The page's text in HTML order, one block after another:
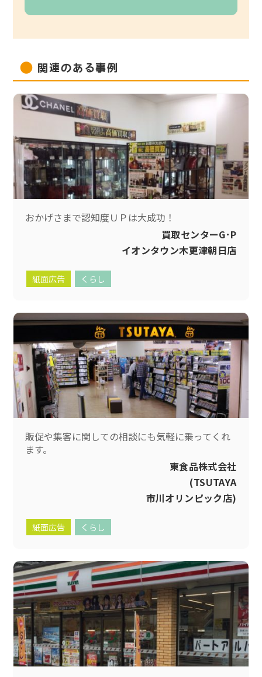
関連のある事例
おかげさまで認知度ＵＰは大成功！
買取センターG･P
イオンタウン木更津朝日店
紙面広告 くらし
販促や集客に関しての相談にも気軽に乗ってくれ
ます。
東食品株式会社
(TSUTAYA
市川オリンピック店)
紙面広告 くらし